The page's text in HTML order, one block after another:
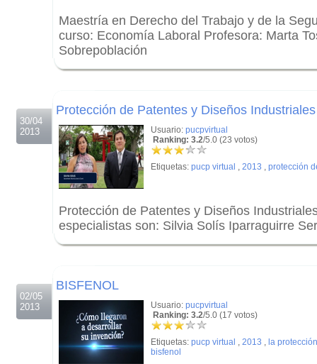
Maestría en Derecho del Trabajo y de la
curso: Economía Laboral Profesora: Marta
Sobrepoblación
30/04
2013
Protección de Patentes y Diseños Industriales
Usuario: pucpvirtual
Ranking: 3.2/5.0 (23 votos)
Etiquetas: pucp virtual , 2013 , protección
Protección de Patentes y Diseños
especialistas son: Silvia Solís Iparraguirre
02/05
2013
BISFENOL
Usuario: pucpvirtual
Ranking: 3.2/5.0 (17 votos)
Etiquetas: pucp virtual , 2013 , la
bisfenol